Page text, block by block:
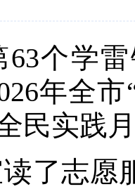
63个学
年全
民实践
了志愿